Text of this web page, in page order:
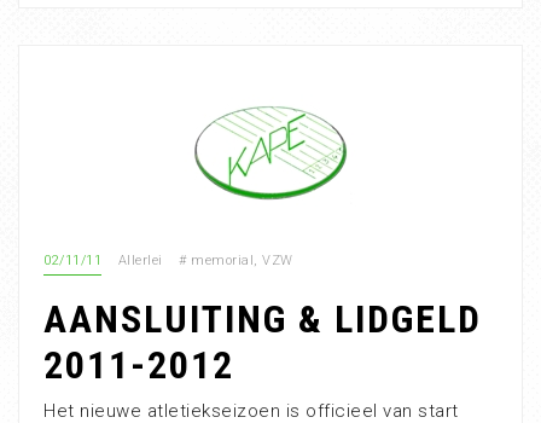
02/11/11 Allerlei # memorial, VZW
AANSLUITING & LIDGELD
2011-2012
Het nieuwe atletiekseizoen is officieel van start